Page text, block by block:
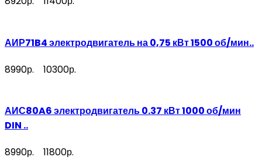
АИР71B4 электродвигатель на 0,75 кВт 1500 об/мин..
8990р. 10300р.
АИС80A6 электродвигатель 0.37 кВт 1000 об/мин
DIN ..
8990р. 11800р.